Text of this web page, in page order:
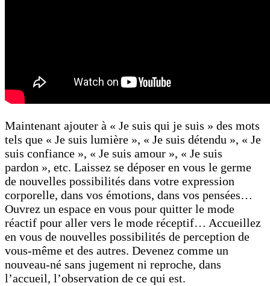
Maintenant ajouter à « Je suis qui je suis » des mots
tels que « Je suis lumière », « Je suis détendu », « Je
suis confiance », « Je suis amour », « Je suis
pardon », etc. Laissez se déposer en vous le germe
de nouvelles possibilités dans votre expression
corporelle, dans vos émotions, dans vos pensées…
Ouvrez un espace en vous pour quitter le mode
réactif pour aller vers le mode réceptif… Accueillez
en vous de nouvelles possibilités de perception de
vous-même et des autres. Devenez comme un
nouveau-né sans jugement ni reproche, dans
l’accueil, l’observation de ce qui est.